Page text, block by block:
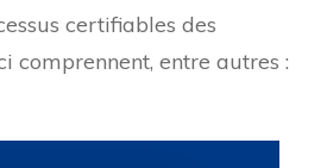
certifiables des
comprennent, entre autres :